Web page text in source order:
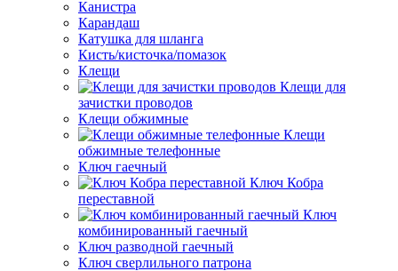
Канистра
Карандаш
Катушка для шланга
Кисть/кисточка/помазок
Клещи
Клещи для
зачистки проводов
Клещи обжимные
Клещи
обжимные телефонные
Ключ гаечный
Ключ Кобра
переставной
Ключ
комбинированный гаечный
Ключ разводной гаечный
Ключ сверлильного патрона